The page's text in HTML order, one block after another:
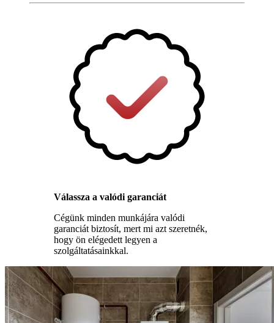
Válassza a valódi garanciát
Cégünk minden munkájára valódi
garanciát biztosít, mert mi azt szeretnék,
hogy ön elégedett legyen a
szolgáltatásainkkal.